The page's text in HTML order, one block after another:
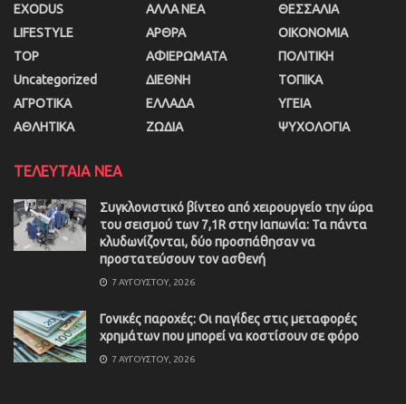
EXODUS
LIFESTYLE
TOP
Uncategorized
ΑΓΡΟΤΙΚΑ
ΑΘΛΗΤΙΚΑ
ΑΛΛΑ ΝΕΑ
ΑΡΘΡΑ
ΑΦΙΕΡΩΜΑΤΑ
ΔΙΕΘΝΗ
ΕΛΛΑΔΑ
ΖΩΔΙΑ
ΘΕΣΣΑΛΙΑ
ΟΙΚΟΝΟΜΙΑ
ΠΟΛΙΤΙΚΗ
ΤΟΠΙΚΑ
ΥΓΕΙΑ
ΨΥΧΟΛΟΓΙΑ
ΤΕΛΕΥΤΑΙΑ ΝΕΑ
Συγκλονιστικό βίντεο από χειρουργείο την ώρα
του σεισμού των 7,1R στην Ιαπωνία: Τα πάντα
κλυδωνίζονται, δύο προσπάθησαν να
προστατεύσουν τον ασθενή
7 ΑΥΓΟΎΣΤΟΥ, 2026
Γονικές παροχές: Οι παγίδες στις μεταφορές
χρημάτων που μπορεί να κοστίσουν σε φόρο
7 ΑΥΓΟΎΣΤΟΥ, 2026